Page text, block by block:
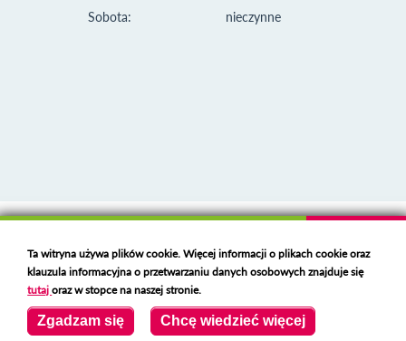
Sobota:
nieczynne
Deklaracja dostępności
Polski serwer RBLhttps://polspam.pl/
Copyright 2023 Urząd Miejski w Opolu Lubelskim
Created byVOBACOM Odnośnik otworzy się w nowym oknie
Ta witryna używa plików cookie. Więcej informacji o plikach cookie oraz
klauzula informacyjna o przetwarzaniu danych osobowych znajduje się
tutajoraz w stopce na naszej stronie.
Zgadzam się Chcę wiedzieć więcej